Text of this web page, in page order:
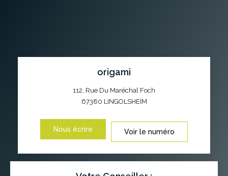
origami
112, Rue Du Maréchal Foch
67380 LINGOLSHEIM
Nous écrire Voir le numéro